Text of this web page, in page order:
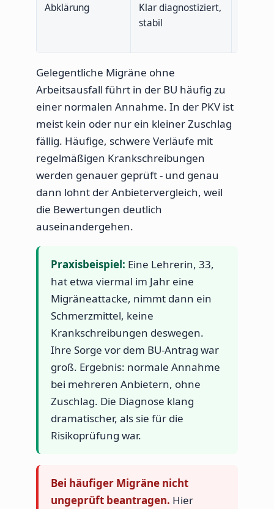
Abklärung
Klar diagnostiziert,
stabil
Gelegentliche Migräne ohne
Arbeitsausfall führt in der BU häufig zu
einer normalen Annahme. In der PKV ist
meist kein oder nur ein kleiner Zuschlag
fällig. Häufige, schwere Verläufe mit
regelmäßigen Krankschreibungen
werden genauer geprüft - und genau
dann lohnt der Anbietervergleich, weil
die Bewertungen deutlich
auseinandergehen.
Praxisbeispiel: Eine Lehrerin, 33,
hat etwa viermal im Jahr eine
Migräneattacke, nimmt dann ein
Schmerzmittel, keine
Krankschreibungen deswegen.
Ihre Sorge vor dem BU-Antrag war
groß. Ergebnis: normale Annahme
bei mehreren Anbietern, ohne
Zuschlag. Die Diagnose klang
dramatischer, als sie für die
Risikoprüfung war.
Bei häufiger Migräne nicht
ungeprüft beantragen. Hier